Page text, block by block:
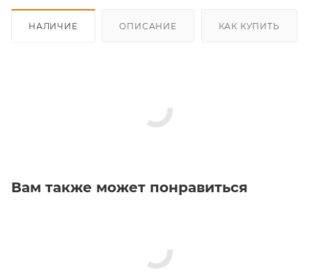
НАЛИЧИЕ ОПИСАНИЕ КАК КУПИТЬ
Вам также может понравиться